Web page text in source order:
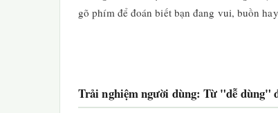
gõ phím để đoán biết bạn đang vui, buồn
Trải nghiệm người dùng: Từ "dễ dùng"